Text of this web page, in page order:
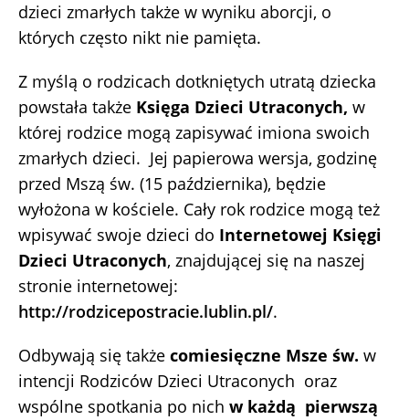
dzieci zmarłych także w wyniku aborcji, o
których często nikt nie pamięta.
Z myślą o rodzicach dotkniętych utratą dziecka
powstała także Księga Dzieci Utraconych, w
której rodzice mogą zapisywać imiona swoich
zmarłych dzieci. Jej papierowa wersja, godzinę
przed Mszą św. (15 października), będzie
wyłożona w kościele. Cały rok rodzice mogą też
wpisywać swoje dzieci do Internetowej Księgi
Dzieci Utraconych, znajdującej się na naszej
stronie internetowej:
http://rodzicepostracie.lublin.pl/.
Odbywają się także comiesięczne Msze św. w
intencji Rodziców Dzieci Utraconych oraz
wspólne spotkania po nich w każdą pierwszą